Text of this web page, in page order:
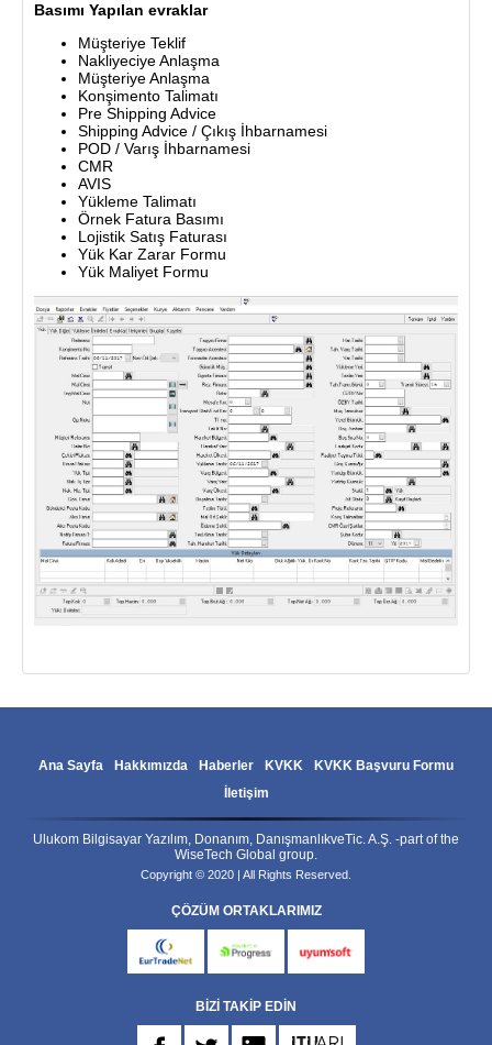
Basımı Yapılan evraklar
Müşteriye Teklif
Nakliyeciye Anlaşma
Müşteriye Anlaşma
Konşimento Talimatı
Pre Shipping Advice
Shipping Advice / Çıkış İhbarnamesi
POD / Varış İhbarnamesi
CMR
AVIS
Yükleme Talimatı
Örnek Fatura Basımı
Lojistik Satış Faturası
Yük Kar Zarar Formu
Yük Maliyet Formu
BİZİ TAKİP EDİN
Ana Sayfa Hakkımızda Haberler KVKK
KVKK Başvuru Formu
İletişim
Ulukom Bilgisayar Yazılım, Donanım, DanışmanlıkveTic. A.Ş. -part of the
WiseTech Global group.
Copyright © 2020 | All Rights Reserved.
ÇÖZÜM ORTAKLARIMIZ